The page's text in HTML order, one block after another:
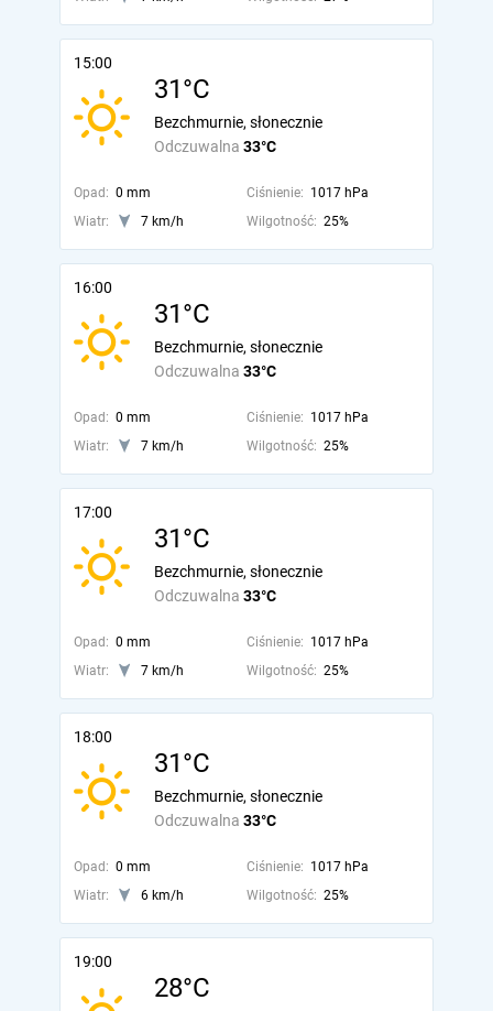
15:00
31°C
Odczuwalna 33°C
Bezchmurnie, słonecznie
Opad: 0 mm Ciśnienie: 1017 hPa
Wiatr:
7 km/h Wilgotność: 25%
16:00
31°C
Odczuwalna 33°C
Bezchmurnie, słonecznie
Opad: 0 mm Ciśnienie: 1017 hPa
Wiatr:
7 km/h Wilgotność: 25%
17:00
31°C
Odczuwalna 33°C
Bezchmurnie, słonecznie
Opad: 0 mm Ciśnienie: 1017 hPa
Wiatr:
7 km/h Wilgotność: 25%
18:00
31°C
Odczuwalna 33°C
Bezchmurnie, słonecznie
Opad: 0 mm Ciśnienie: 1017 hPa
Wiatr:
6 km/h Wilgotność: 25%
19:00
28°C